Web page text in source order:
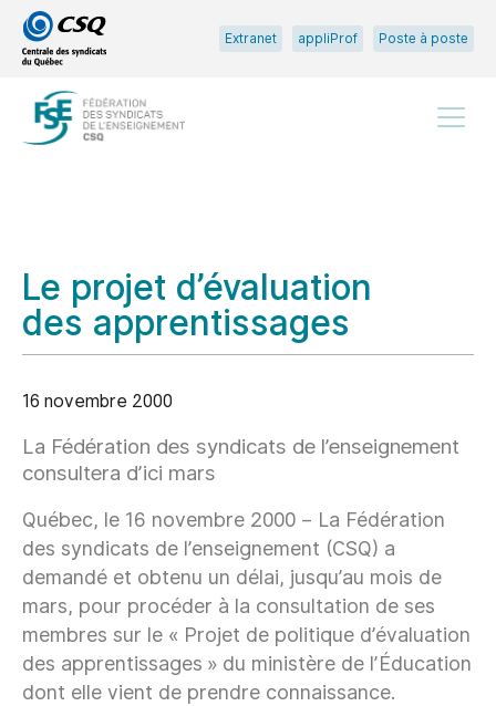
Passer
au
menu
principal
Passer
au
contenu
Extranet appliProf Poste à poste
Le projet d’évaluation
des apprentissages
16 novembre 2000
La Fédération des syndicats de l’enseignement
consultera d’ici mars
Québec, le 16 novembre 2000 – La Fédération
des syndicats de l’enseignement (CSQ) a
demandé et obtenu un délai, jusqu’au mois de
mars, pour procéder à la consultation de ses
membres sur le « Projet de politique d’évaluation
des apprentissages » du ministère de l’Éducation
dont elle vient de prendre connaissance.